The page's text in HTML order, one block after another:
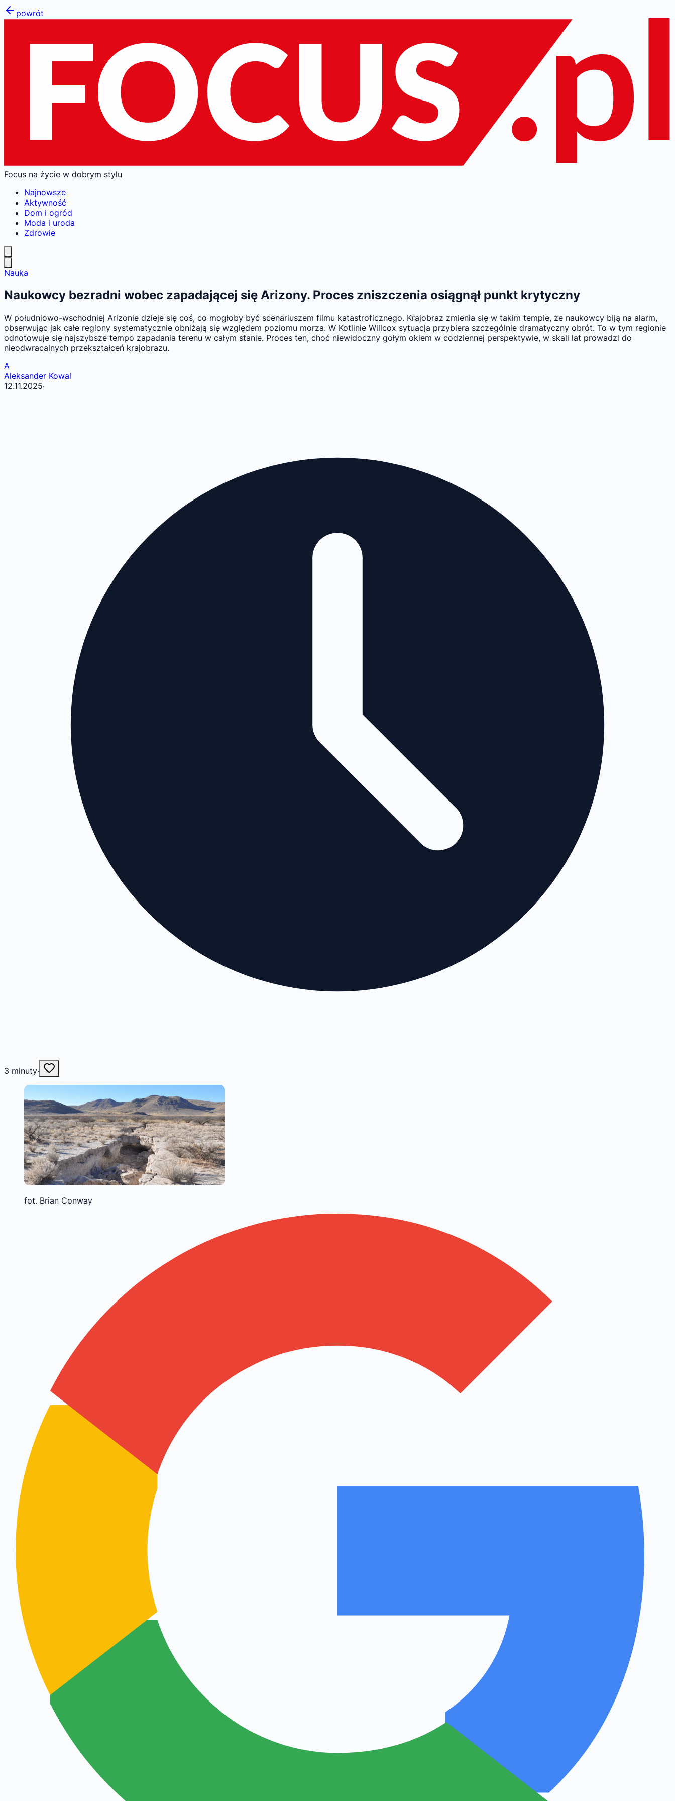
powrót
Focus na życie w dobrym stylu
Najnowsze
Aktywność
Dom i ogród
Moda i uroda
Zdrowie
Nauka
Naukowcy bezradni wobec zapadającej się Arizony. Proces zniszczenia osiągnął punkt krytyczny
W południowo-wschodniej Arizonie dzieje się coś, co mogłoby być scenariuszem filmu katastroficznego. Krajobraz zmienia się w takim tempie, że naukowcy biją na alarm,
obserwując jak całe regiony systematycznie obniżają się względem poziomu morza. W Kotlinie Willcox sytuacja przybiera szczególnie dramatyczny obrót. To w tym regionie
odnotowuje się najszybsze tempo zapadania terenu w całym stanie. Proces ten, choć niewidoczny gołym okiem w codziennej perspektywie, w skali lat prowadzi do
nieodwracalnych przekształceń krajobrazu.
A
Aleksander Kowal
12.11.2025·
3 minuty·
fot. Brian Conway